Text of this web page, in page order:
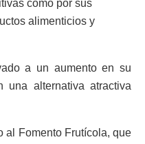
como por sus
alimenticios y
a un aumento en su
una alternativa atractiva
al Fomento Frutícola, que